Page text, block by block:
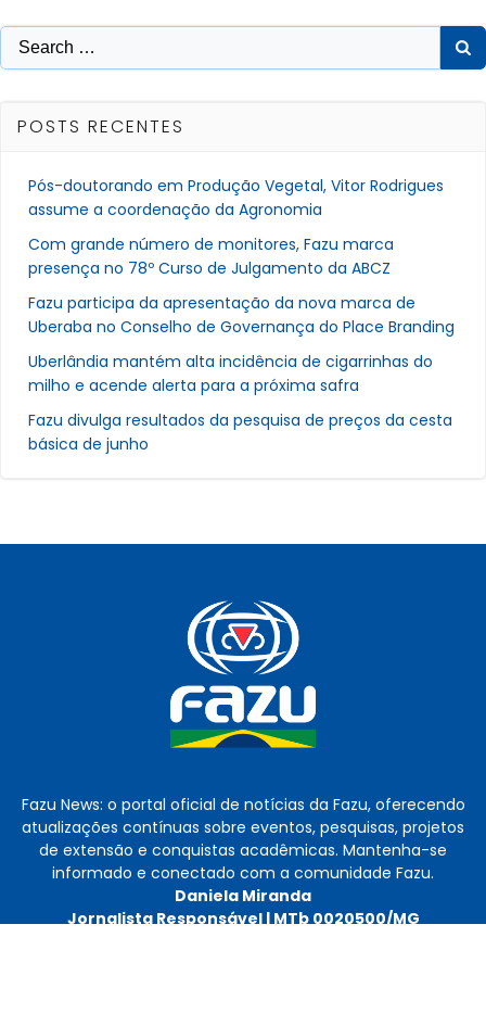
Post
Post
Search
for:
POSTS RECENTES
Pós-doutorando em Produção Vegetal, Vitor Rodrigues
assume a coordenação da Agronomia
Com grande número de monitores, Fazu marca
presença no 78º Curso de Julgamento da ABCZ
Fazu participa da apresentação da nova marca de
Uberaba no Conselho de Governança do Place Branding
Uberlândia mantém alta incidência de cigarrinhas do
milho e acende alerta para a próxima safra
Fazu divulga resultados da pesquisa de preços da cesta
básica de junho
Fazu News: o portal oficial de notícias da Fazu, oferecendo
atualizações contínuas sobre eventos, pesquisas, projetos
de extensão e conquistas acadêmicas. Mantenha-se
informado e conectado com a comunidade Fazu.
Daniela Miranda
Jornalista Responsável | MTb 0020500/MG